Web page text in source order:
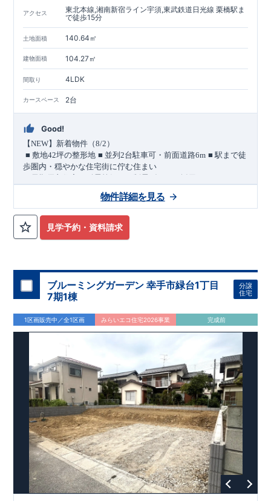
ストプランをご提供いたします。 ・不要な中間マージンを抑え
る事で、コストダウンに努めております。
中! ・現地ご見学予約受付中◎ 平日やお仕事終わりのご案内も
可能です
ご希望のお客様は一度ご連絡ください！
ージに載っていない詳しい内容や、資金計画のご相談、ご質問
等がございましたらお気軽にご連絡下さい。
東栄住宅 岡崎営業所
アクセス
東北本線,湘南新宿ライン宇須,東武鉄道日光線 栗橋駅ま
で徒歩15分
土地面積 140.64㎡
建物面積 104.27㎡
間取り 4LDK
カースペース 2台
Good!
【NEW】新着物件（8/2 ）
​■敷地42坪の整形地 ​■並列2台駐車可・前面道路6m ​■駅まで徒
歩圏内・穏やかな住宅街に佇む住まい
＜長期優良住宅／耐震等級３・制震ダンパー採用＞
前面道路は幅員6mあり、 お車の出し入れにも配慮さ
穏やかな住宅街に位置し、 徒歩
分にカインズモールがあり
■周辺の買物施設 セブンイレブン 徒歩7分 マミーマート 徒
歩10 ピアシティ大利根 徒歩9 分 カインズモール大利根車7
分ほか
■可変型プランの主寝室 将来、間仕切り壁（有償）を設けること
で、 ＋1室として使える可変型プランを採用しています。
住宅設備のポイント
太陽光発電 標準搭載 自家消費分は月額サービス料０円。 ※サー
ビス期間（10 年間）中の売電収入は事業者に帰属しますが、 契
約満了後は売電収入を含めお客様に帰属します。
ホテルライクなデザインと実用性を兼ね備えた洗面スペース （オ
ープンサニタリーirodori／詳細ページへ）
家計にやさしい住宅性能
長期優良住宅 住宅ローン控除額の優遇、 固定資産税の減額期間
延長など 税制面でのメリットが受けられます。
耐震等級３ ＋制震ダンパー 建築基準法の1.5倍の耐震性。
地震保
険の割引（最大50％）対象です。
現地のご案内・資料請求 受付中
見学予約・資料請求
物件詳細を見る
ブルーミングガーデン 幸手市緑台1丁目
7期1棟
分譲
住宅
1区画販売中／全1区画 みらいエコ住宅2026事業 完成前